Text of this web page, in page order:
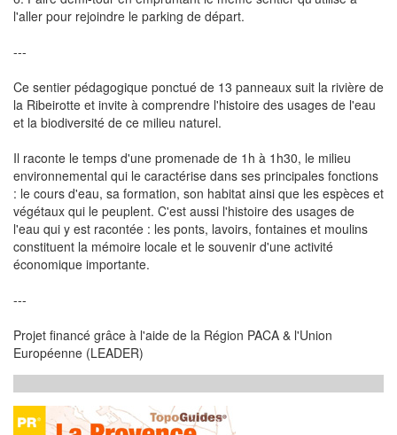
l'aller pour rejoindre le parking de départ.
---
Ce sentier pédagogique ponctué de 13 panneaux suit la rivière de
la Ribeirotte et invite à comprendre l'histoire des usages de l'eau
et la biodiversité de ce milieu naturel.
Il raconte le temps d'une promenade de 1h à 1h30, le milieu
environnemental qui le caractérise dans ses principales fonctions
: le cours d'eau, sa formation, son habitat ainsi que les espèces et
végétaux qui le peuplent. C'est aussi l'histoire des usages de
l'eau qui y est racontée : les ponts, lavoirs, fontaines et moulins
constituent la mémoire locale et le souvenir d'une activité
économique importante.
---
Projet financé grâce à l'aide de la Région PACA & l'Union
Européenne (LEADER)